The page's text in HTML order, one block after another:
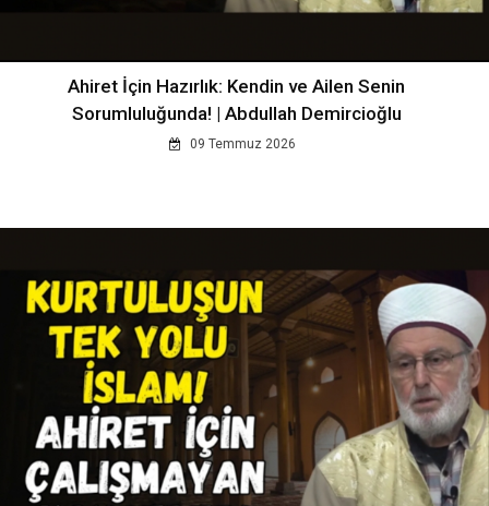
Ahiret İçin Hazırlık: Kendin ve Ailen Senin
Sorumluluğunda! | Abdullah Demircioğlu
09 Temmuz 2026